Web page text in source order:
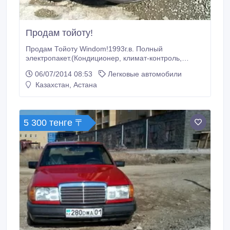
Продам тойоту!
Продам Тойоту Windom!1993г.в. Полный
электропакет.(Кондиционер, климат-контроль,
т.д)Правый руль. Надежный автомобиль.Настоящий
японец..
06/07/2014 08:53
Легковые автомобили
Казахстан, Астана
5 300 тенге 〒